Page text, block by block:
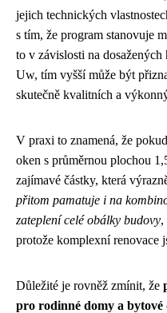
jejich technických
s tím, že program stanovuje
to v závislosti na
Uw, tím vyšší může být
skutečně kvalitních a
V praxi to znamená, že
oken s průměrnou plochou
zajímavé částky, která
přitom pamatuje i na
zateplení celé obálky budovy,
protože komplexní renovace
Důležité je rovněž zmínit, že
pro rodinné domy a bytové